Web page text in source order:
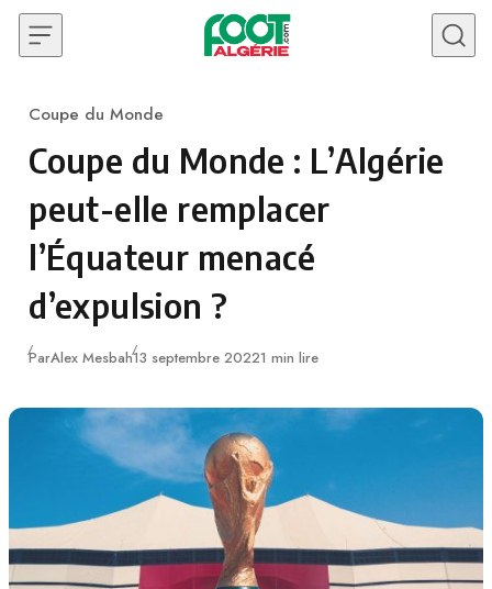
Skip to content
Category
Coupe du Monde
Coupe du Monde : L’Algérie
peut-elle remplacer
l’Équateur menacé
d’expulsion ?
ParAlex MesbahPublié
13 septembre 20221 min lire